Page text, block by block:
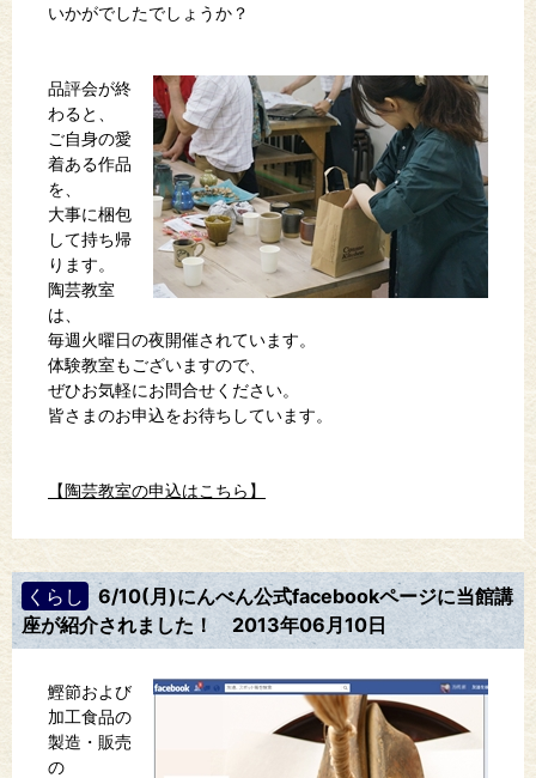
いかがでしたでしょうか？
品評会が終
わると、
ご自身の愛
着ある作品
を、
大事に梱包
して持ち帰
ります。
陶芸教室
は、
毎週火曜日の夜開催されています。
体験教室もございますので、
ぜひお気軽にお問合せください。
皆さまのお申込をお待ちしています。
【陶芸教室の申込はこちら】
くらし
6/10(月)にんべん公式facebookページに当館講
座が紹介されました！
2013年06月10日
鰹節および
加工食品の
製造・販売
の